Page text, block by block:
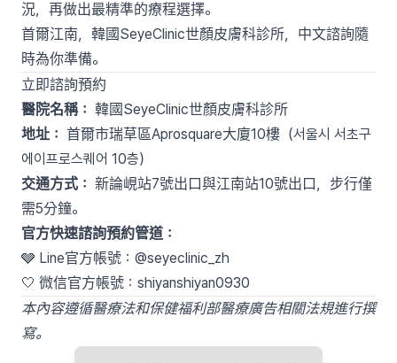
況，再做出最精準的療程選擇。
首爾江南，韓國SeyeClinic世顏皮膚科診所，中文諮詢隨
時為你準備。
立即諮詢預約
醫院名稱： 韓國SeyeClinic世顏皮膚科診所
地址： 首爾市瑞草區Aprosquare大廈10樓（서울시 서초구
에이프로스퀘어 10층）
交通方式： 新論峴站7號出口與江南站10號出口，步行僅
需5分鐘。
官方快速諮詢預約管道：
🩶 Line官方帳號：@seyeclinic_zh
🤍 微信官方帳號：shiyanshiyan0930
本內容遵循醫療法和保健福利部醫療廣告相關法規進行撰
寫。